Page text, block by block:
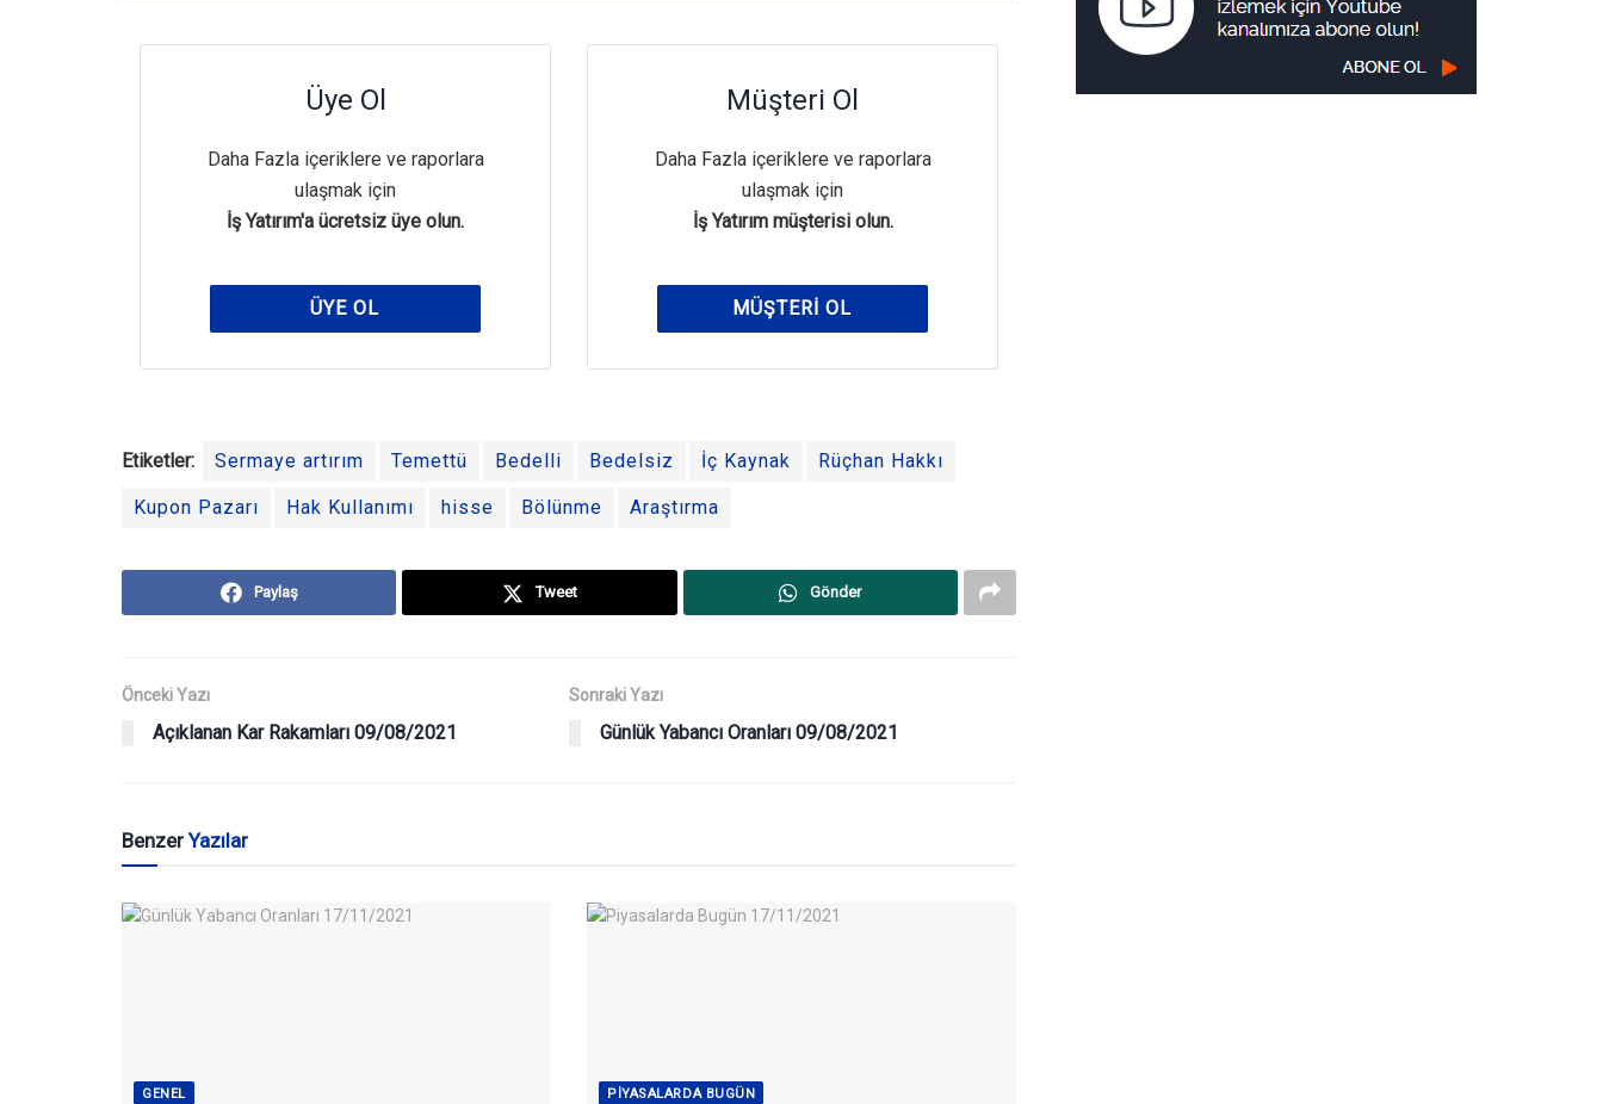
Üye Ol
Daha Fazla içeriklere ve raporlara
ulaşmak için
İş Yatırım'a ücretsiz üye olun.
ÜYE OL
Müşteri Ol
Daha Fazla içeriklere ve raporlara
ulaşmak için
İş Yatırım müşterisi olun.
MÜŞTERI OL
Etiketler: Sermaye artırım Temettü Bedelli Bedelsiz İç Kaynak Rüçhan Hakkı
Kupon Pazarı Hak Kullanımı hisse Bölünme Araştırma
Paylaş Tweet Gönder
Önceki Yazı
Açıklanan Kar Rakamları 09/08/2021
Sonraki Yazı
Günlük Yabancı Oranları 09/08/2021
BenzerYazılar
GENEL PIYASALARDA BUGÜN